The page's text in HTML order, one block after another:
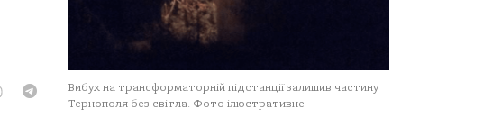
Вибух на трансформаторній підстанції залишив частину
Тернополя без світла. Фото ілюстративне